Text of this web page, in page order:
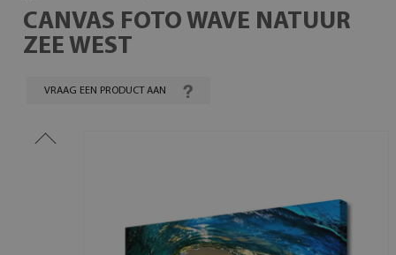
CANVAS FOTO WAVE NATUUR
ZEE WEST
VRAAG EEN PRODUCT AAN